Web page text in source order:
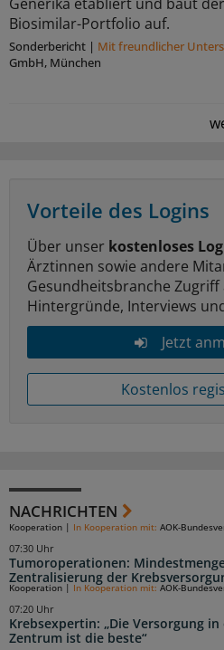
Biosimilar-Portfolio auf.
Sonderbericht | Mit freundlicher
GmbH, München
Vorteile des Logins
Über unser kostenloses
Ärztinnen sowie andere
Gesundheitsbranche
Hintergründe, Interviews
Jetzt
Kostenlos
NACHRICHTEN
Tumoroperationen:
Zentralisierung der
Kooperation In Kooperation mit: AOK-
07:30 Uhr
Krebsexpertin: „Die Versorgung
Zentrum ist die beste“
Kooperation | In Kooperation mit: AOK-
07:20 Uhr